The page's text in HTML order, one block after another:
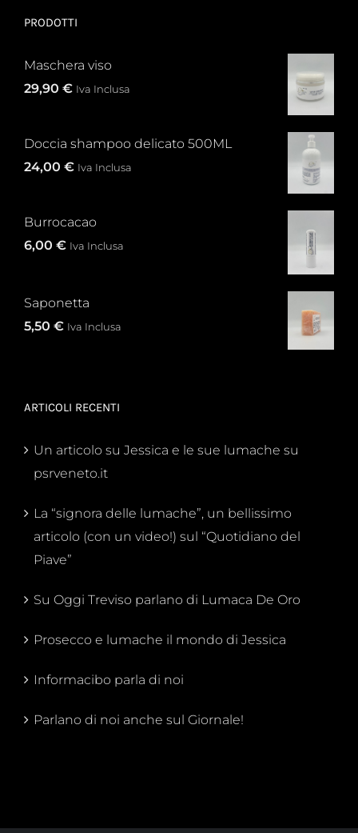
PRODOTTI
Maschera viso
29,90 € Iva Inclusa
Doccia shampoo delicato 500ML
24,00 € Iva Inclusa
Burrocacao
6,00 € Iva Inclusa
Saponetta
5,50 € Iva Inclusa
ARTICOLI RECENTI
Un articolo su Jessica e le sue lumache su
psrveneto.it
La “signora delle lumache”, un bellissimo
articolo (con un video!) sul “Quotidiano del
Piave”
Su Oggi Treviso parlano di Lumaca De Oro
Prosecco e lumache il mondo di Jessica
Informacibo parla di noi
Parlano di noi anche sul Giornale!